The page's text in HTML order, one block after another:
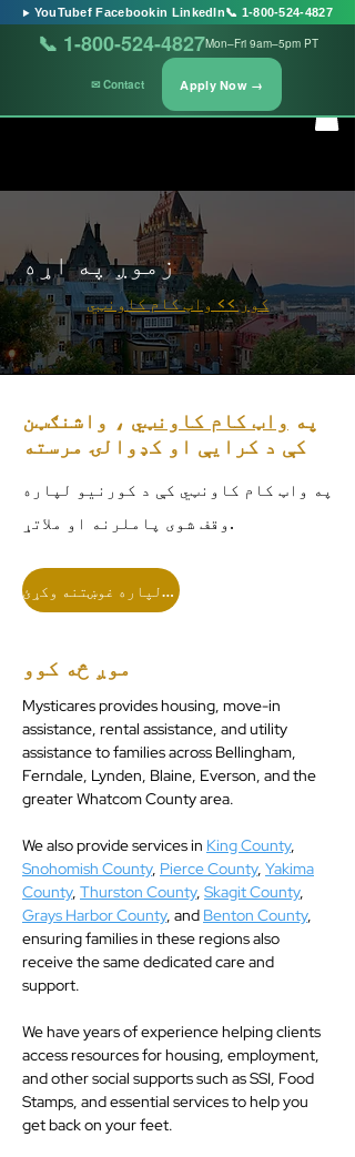
زموږ په اړه
کور >> واټ کام کاونټي
په واټ کام کاونټي ، واشنګټن
کې د کرایې او کډوالۍ مرسته
په واټ کام کاونټي کې د کورنیو لپاره
وقف شوی پاملرنه او ملاتړ.
د خدماتو لپاره غوښتنه وکړئ
موږ څه کوو
Mysticares provides housing, move-in
assistance, rental assistance, and utility
assistance to families across Bellingham,
Ferndale, Lynden, Blaine, Everson, and the
greater Whatcom County area.
We also provide services in King County,
Snohomish County, Pierce County, Yakima
County, Thurston County, Skagit County,
Grays Harbor County, and Benton County,
ensuring families in these regions also
receive the same dedicated care and
support.
We have years of experience helping clients
access resources for housing, employment,
and other social supports such as SSI, Food
Stamps, and essential services to help you
get back on your feet.
▶ YouTubef Facebookin LinkedIn📞 1-800-524-4827
📞 1-800-524-4827Mon–Fri 9am–5pm PT
✉ Contact Apply Now →